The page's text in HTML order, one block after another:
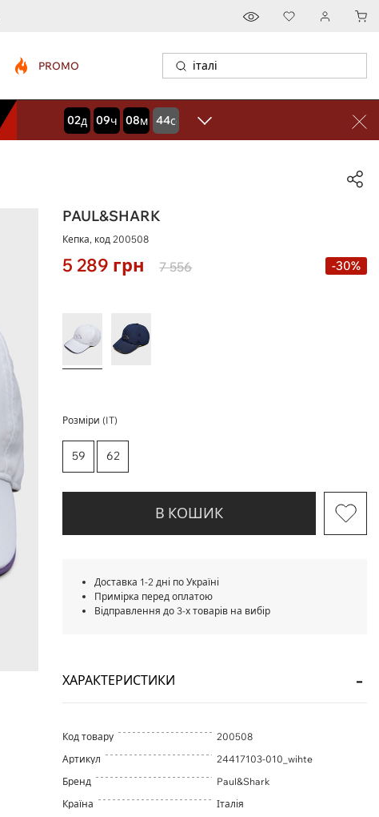
PROMO
02дней
09часов
08минут
43секунд
PAUL&SHARK
Кепка, код200508
5 289 грн 7 556 -30%
Розміри (IT)
59 62
В КОШИК
Доставка 1-2 дні по Україні
Примірка перед оплатою
Відправлення до 3-х товарів на вибір
ХАРАКТЕРИСТИКИ
Код товару
200508
Артикул
24417103-010_wihte
Бренд
Paul&Shark
Країна
Італія